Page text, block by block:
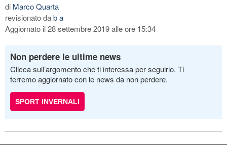
di Marco Quarta
revisionato dab a
Aggiornato il 28 settembre 2019 alle ore 15:34
Non perdere le ultime news
Clicca sull’argomento che ti interessa per seguirlo. Ti
terremo aggiornato con le news da non perdere.
SPORT INVERNALI